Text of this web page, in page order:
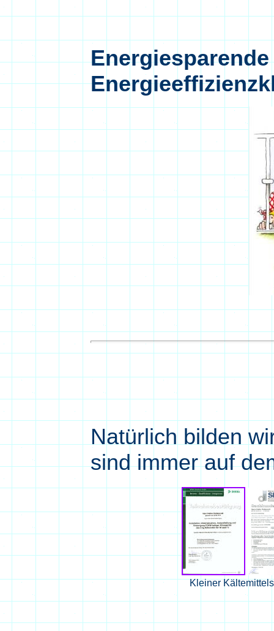
Natürlich bilden
sind immer auf
Kleiner